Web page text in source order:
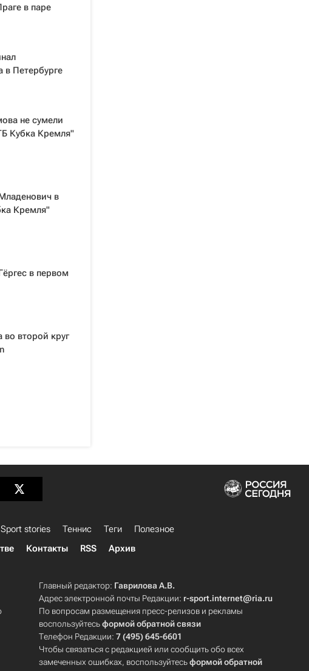
в паре
в Петербурге
не сумели
Кубка Кремля"
в
Кремля"
в первом
второй круг
Sport stories Теннис Теги
Полезное
Контакты RSS Архив
Главный редактор: Гаврилова А.В.
Адрес электронной почты Редакции: r-sport.internet@ria.ru
По вопросам размещения пресс-релизов и рекламы
воспользуйтесьформой обратной связи
Телефон Редакции:7 (495) 645-6601
Чтобы связаться с редакцией или сообщить обо всех
замеченных ошибках, воспользуйтесьформой обратной